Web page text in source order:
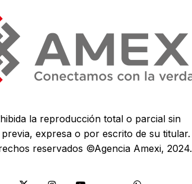
la reproducción total o parcial sin
expresa o por escrito de su titular.
reservados ©Agencia Amexi, 2024.